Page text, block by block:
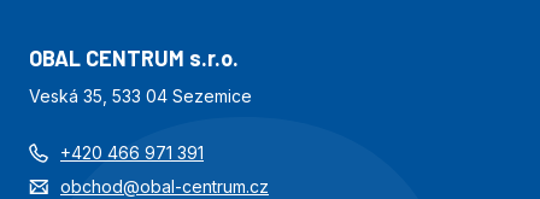
OBAL CENTRUM s.r.o.
Veská 35, 533 04 Sezemice
+420 466 971 391
obchod@obal-centrum.cz